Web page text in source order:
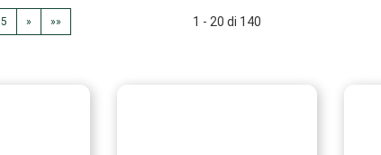
5 » »» 1 - 20 di 140